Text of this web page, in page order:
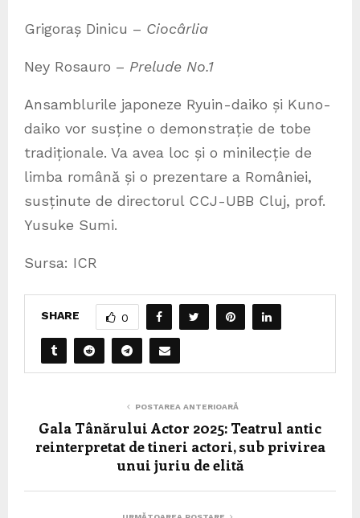
Grigoraș Dinicu – Ciocârlia
Ney Rosauro – Prelude No.1
Ansamblurile japoneze Ryuin-daiko și Kuno-
daiko vor susține o demonstrație de tobe
tradiționale. Va avea loc și o minilecție de
limba română și o prezentare a României,
susținute de directorul CCJ-UBB Cluj, prof.
Yusuke Sumi.
Sursa: ICR
SHARE 0
POSTAREA ANTERIOARĂ
Gala Tânărului Actor 2025: Teatrul antic
reinterpretat de tineri actori, sub privirea
unui juriu de elită